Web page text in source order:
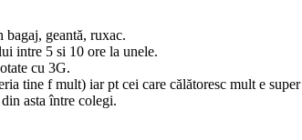
geantă, ruxac.
intre 5 si 10 ore la unele.
cu 3G.
tine f mult) iar pt cei care călătoresc mult e
asta între colegi.